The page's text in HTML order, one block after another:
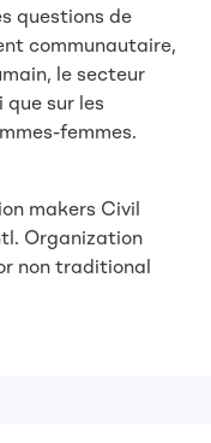
questions de
communautaire,
le secteur
que sur les
femmes.
makers Civil
Organization
non traditional